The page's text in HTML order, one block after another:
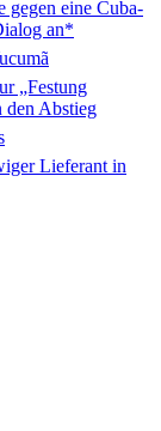
gegen eine Cuba-
an*
„Festung
den Abstieg
Lieferant in